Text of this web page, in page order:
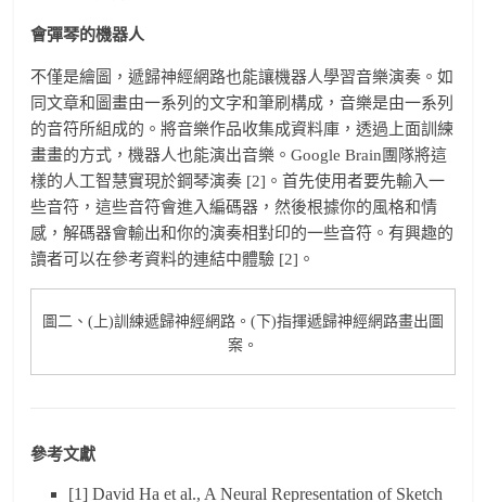
會彈琴的機器人
不僅是繪圖，遞歸神經網路也能讓機器人學習音樂演奏。如
同文章和圖畫由一系列的文字和筆刷構成，音樂是由一系列
的音符所組成的。將音樂作品收集成資料庫，透過上面訓練
畫畫的方式，機器人也能演出音樂。Google Brain團隊將這
樣的人工智慧實現於鋼琴演奏 [2]。首先使用者要先輸入一
些音符，這些音符會進入編碼器，然後根據你的風格和情
感，解碼器會輸出和你的演奏相對印的一些音符。有興趣的
讀者可以在參考資料的連結中體驗 [2]。
圖二、(上)訓練遞歸神經網路。(下)指揮遞歸神經網路畫出圖
案。
參考文獻
[1] David Ha et al., A Neural Representation of Sketch